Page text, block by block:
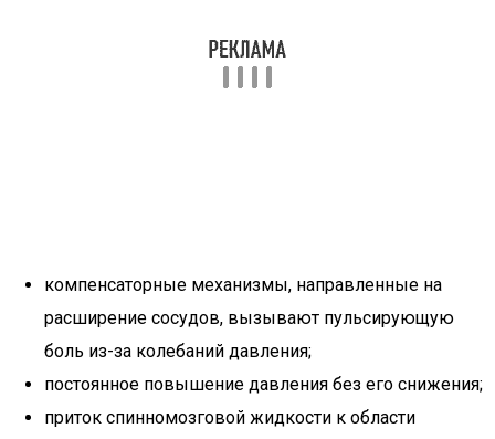
компенсаторные механизмы, направленные на
расширение сосудов, вызывают пульсирующую
боль из-за колебаний давления;
постоянное повышение давления без его снижения;
приток спинномозговой жидкости к области